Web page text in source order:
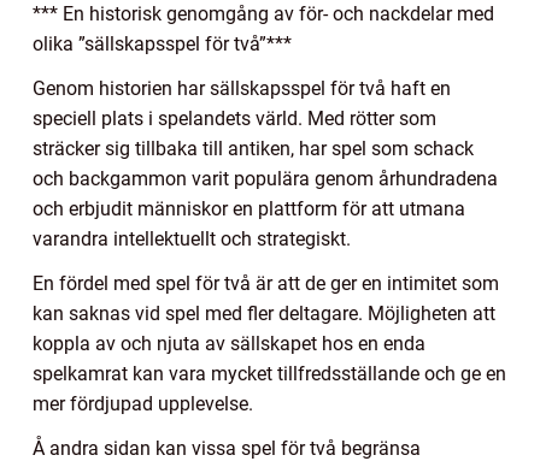
*** En historisk genomgång av för- och nackdelar med
olika ”sällskapsspel för två”***
Genom historien har sällskapsspel för två haft en
speciell plats i spelandets värld. Med rötter som
sträcker sig tillbaka till antiken, har spel som schack
och backgammon varit populära genom århundradena
och erbjudit människor en plattform för att utmana
varandra intellektuellt och strategiskt.
En fördel med spel för två är att de ger en intimitet som
kan saknas vid spel med fler deltagare. Möjligheten att
koppla av och njuta av sällskapet hos en enda
spelkamrat kan vara mycket tillfredsställande och ge en
mer fördjupad upplevelse.
Å andra sidan kan vissa spel för två begränsa